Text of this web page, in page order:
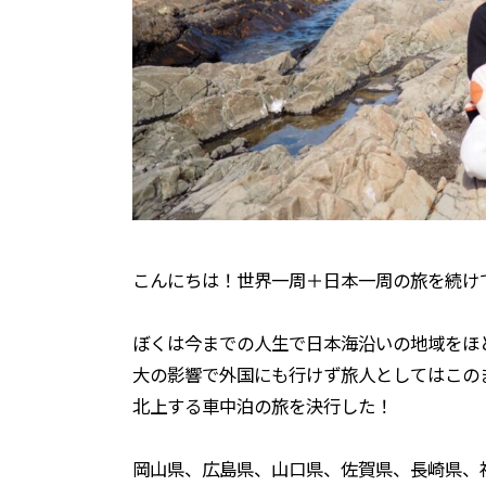
こんにちは！世界一周＋日本一周の旅を続け
ぼくは今までの人生で日本海沿いの地域を
大の影響で外国にも行けず旅人としてはこ
北上する車中泊の旅を決行した！
岡山県、広島県、山口県、佐賀県、長崎県